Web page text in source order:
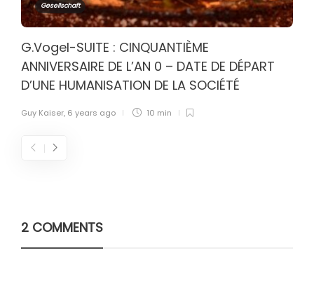
Gesellschaft
G.Vogel-SUITE : CINQUANTIÈME
ANNIVERSAIRE DE L’AN 0 – DATE DE DÉPART
D’UNE HUMANISATION DE LA SOCIÉTÉ
Guy Kaiser, 6 years ago 10 min
2 COMMENTS